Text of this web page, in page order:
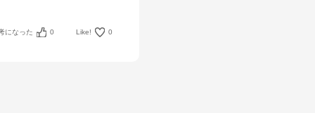
になった 0 Like! 0